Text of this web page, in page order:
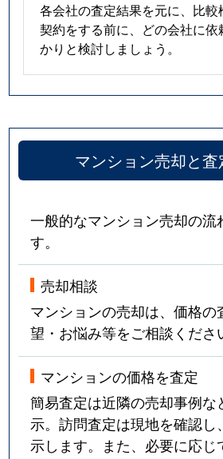
各会社の査定結果を元に、比較
契約をする前に、どの会社に依
かりと検討しましょう。
マンション売却と
一般的なマンション売却の流
す。
売却相談
マンションの売却は、価格の
望・お悩み等をご相談くださ
マンションの価格を査定
簡易査定は近隣の売却事例な
示。訪問査定は現地を確認し
示します。また、必要に応じ